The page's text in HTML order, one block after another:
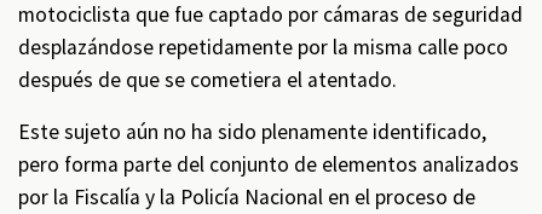
motociclista que fue captado por cámaras de seguridad
desplazándose repetidamente por la misma calle poco
después de que se cometiera el atentado.
Este sujeto aún no ha sido plenamente identificado,
pero forma parte del conjunto de elementos analizados
por la Fiscalía y la Policía Nacional en el proceso de